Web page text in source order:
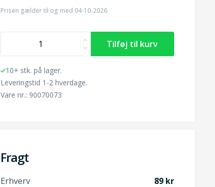
Prisen gælder til og med 04-10-2026
10+ stk. på lager.
Leveringstid 1-2 hverdage.
Vare nr.: 90070073
Fragt
Erhverv
89